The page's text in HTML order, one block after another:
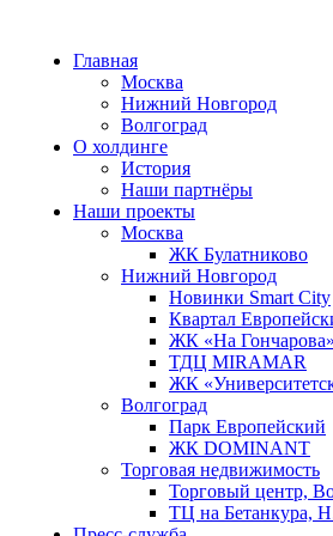
Главная
Москва
Нижний Новгород
Волгоград
О холдинге
История
Наши партнёры
Наши проекты
Москва
ЖК Булатниково
Нижний Новгород
Новинки Smart City
Квартал
ЖК «На Гончарова»
ТДЦ MIRAMAR
ЖК
Волгоград
Парк Европейский
ЖК DOMINANT
Торговая недвижимость
Торговый центр,
ТЦ на Бетанкура,